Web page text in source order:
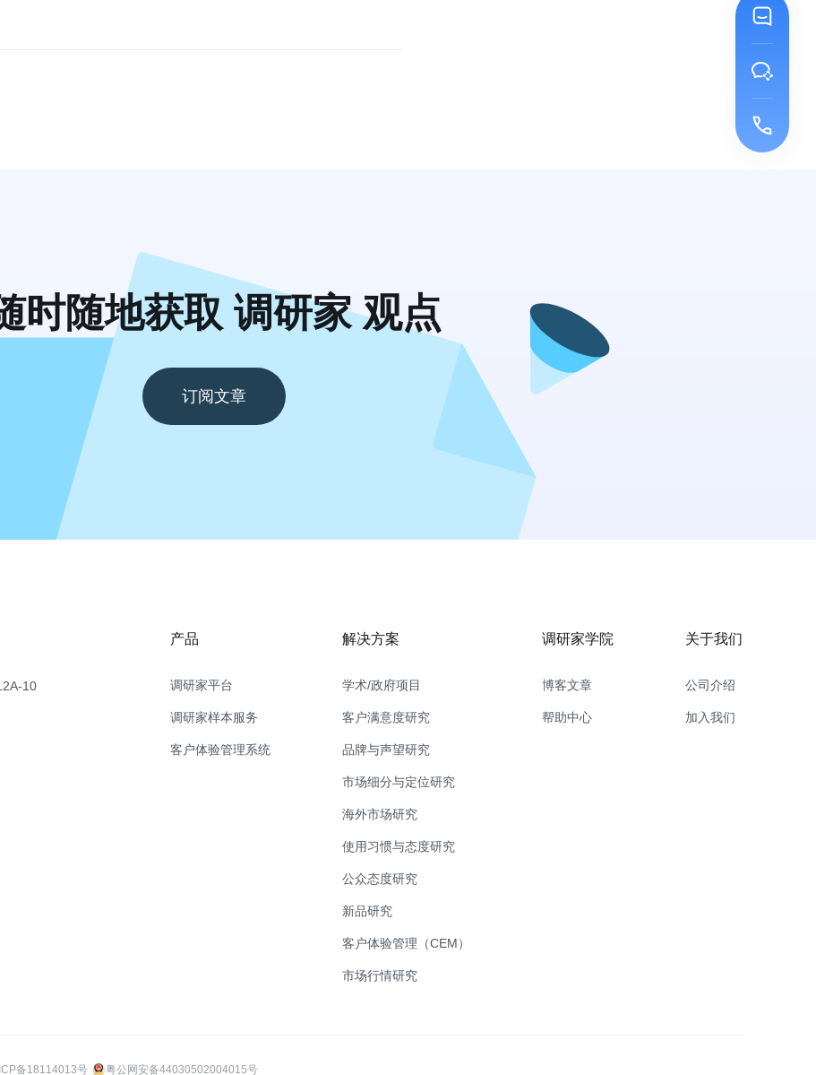
时随地获取 调研家 观点
订阅文章
10
产品
调研家平台
调研家样本服务
客户体验管理系统
解决方案
学术/政府项目
客户满意度研究
品牌与声望研究
市场细分与定位研究
海外市场研究
使用习惯与态度研究
公众态度研究
新品研究
客户体验管理（CEM）
市场行情研究
调研家学院
博客文章
帮助中心
关于我们
公司介绍
加入我们
备18114013号 粤公网安备44030502004015号